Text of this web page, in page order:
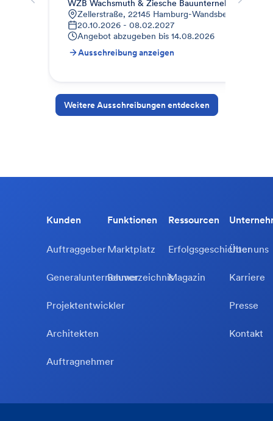
WZB Wachsmuth & Ziesche Bauunternehmung
Zellerstraße, 22145 Hamburg-Wandsbek,
20.10.2026 - 08.02.2027
Angebot abzugeben bis 14.08.2026
Ausschreibung anzeigen
Weitere Ausschreibungen entdecken
Kunden
Auftraggeber
Generalunternehmer
Projektentwickler
Architekten
Auftragnehmer
Funktionen
Marktplatz
Bauverzeichnis
Ressourcen
Erfolgsgeschichten
Magazin
Über uns
Karriere
Presse
Kontakt